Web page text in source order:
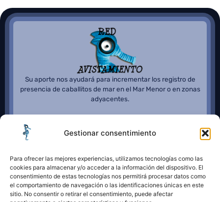
Gestionar consentimiento
Para ofrecer las mejores experiencias, utilizamos tecnologías como las
cookies para almacenar y/o acceder a la información del dispositivo. El
consentimiento de estas tecnologías nos permitirá procesar datos como
el comportamiento de navegación o las identificaciones únicas en este
sitio. No consentir o retirar el consentimiento, puede afectar
Su aporte nos ayudará para incrementar los registro de
presencia de caballitos de mar en el Mar Menor o en zonas
adyacentes.